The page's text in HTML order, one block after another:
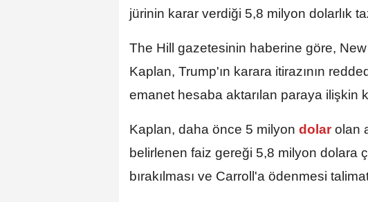
jürinin karar verdiği 5,8 milyon dolarlık
The Hill gazetesinin haberine göre,
Kaplan, Trump'ın karara itirazının
emanet hesaba aktarılan paraya ilişkin
Kaplan, daha önce 5 milyon dolarolan
belirlenen faiz gereği 5,8 milyon dolara
bırakılması ve Carroll'a ödenmesi